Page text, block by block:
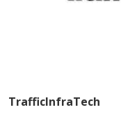
TrafficInfraTech